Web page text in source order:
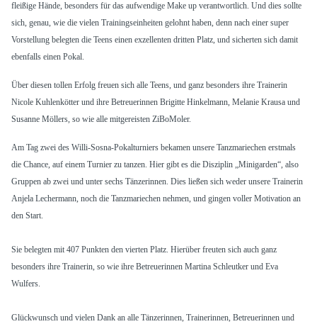
fleißige Hände, besonders für das aufwendige Make up verantwortlich. Und dies sollte
sich, genau, wie die vielen Trainingseinheiten gelohnt haben, denn nach einer super
Vorstellung belegten die Teens einen exzellenten dritten Platz, und sicherten sich damit
ebenfalls einen Pokal.
Über diesen tollen Erfolg freuen sich alle Teens, und ganz besonders ihre Trainerin
Nicole Kuhlenkötter und ihre Betreuerinnen Brigitte Hinkelmann, Melanie Krausa und
Susanne Möllers, so wie alle mitgereisten ZiBoMoler.
Am Tag zwei des Willi-Sosna-Pokalturniers bekamen unsere Tanzmariechen erstmals
die Chance, auf einem Turnier zu tanzen. Hier gibt es die Disziplin „Minigarden“, also
Gruppen ab zwei und unter sechs Tänzerinnen. Dies ließen sich weder unsere Trainerin
Anjela Lechermann, noch die Tanzmariechen nehmen, und gingen voller Motivation an
den Start.
Sie belegten mit 407 Punkten den vierten Platz. Hierüber freuten sich auch ganz
besonders ihre Trainerin, so wie ihre Betreuerinnen Martina Schleutker und Eva
Wulfers.
Glückwunsch und vielen Dank an alle Tänzerinnen, Trainerinnen, Betreuerinnen und